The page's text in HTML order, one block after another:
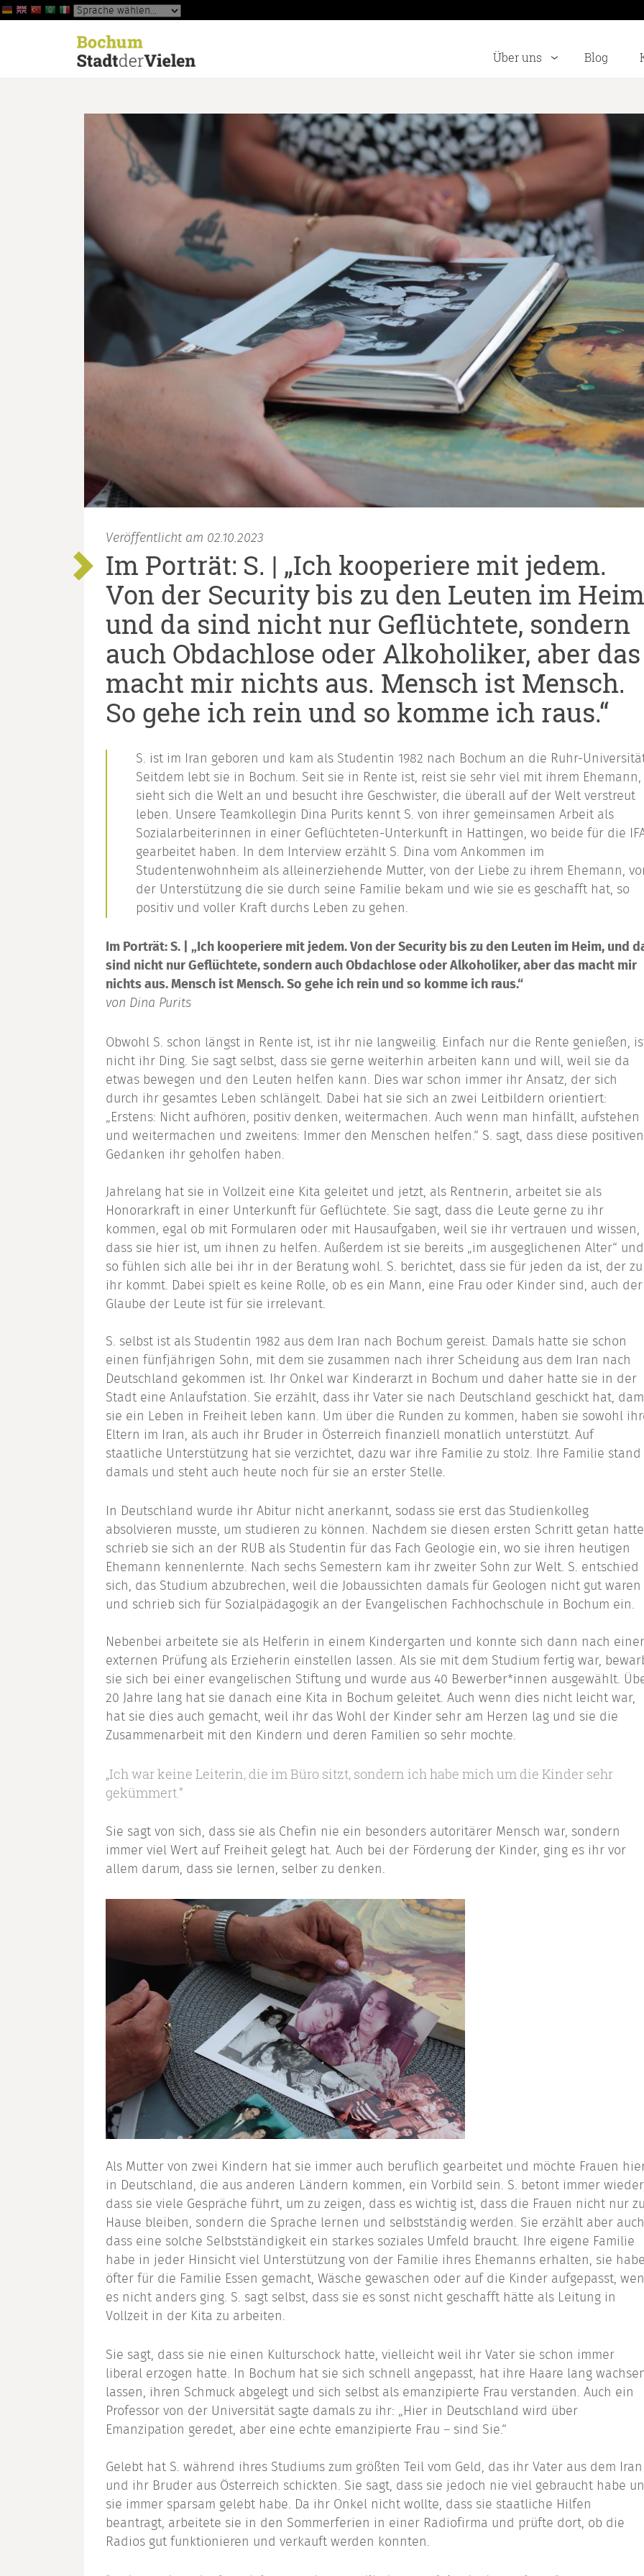
Über uns Blog
Veröffentlicht am 02.10.2023
Im Porträt: S. | „Ich kooperiere mit jedem.
Von der Security bis zu den Leuten im
und da sind nicht nur Geflüchtete, sondern
auch Obdachlose oder Alkoholiker, aber das
macht mir nichts aus. Mensch ist Mensch.
So gehe ich rein und so komme ich raus.“
S. ist im Iran geboren und kam als Studentin 1982 nach Bochum an die Ruhr-
Seitdem lebt sie in Bochum. Seit sie in Rente ist, reist sie sehr viel mit ihrem Ehemann,
sieht sich die Welt an und besucht ihre Geschwister, die überall auf der Welt verstreut
leben. Unsere Teamkollegin Dina Purits kennt S. von ihrer gemeinsamen Arbeit als
Sozialarbeiterinnen in einer Geflüchteten-Unterkunft in Hattingen, wo beide für die
gearbeitet haben. In dem Interview erzählt S. Dina vom Ankommen im
Studentenwohnheim als alleinerziehende Mutter, von der Liebe zu ihrem Ehemann,
der Unterstützung die sie durch seine Familie bekam und wie sie es geschafft hat, so
positiv und voller Kraft durchs Leben zu gehen.
Im Porträt: S. | „Ich kooperiere mit jedem. Von der Security bis zu den Leuten im Heim, und
sind nicht nur Geflüchtete, sondern auch Obdachlose oder Alkoholiker, aber das macht mir
nichts aus. Mensch ist Mensch. So gehe ich rein und so komme ich raus.“
von Dina Purits
Obwohl S. schon längst in Rente ist, ist ihr nie langweilig. Einfach nur die Rente genießen,
nicht ihr Ding. Sie sagt selbst, dass sie gerne weiterhin arbeiten kann und will, weil sie da
etwas bewegen und den Leuten helfen kann. Dies war schon immer ihr Ansatz, der sich
durch ihr gesamtes Leben schlängelt. Dabei hat sie sich an zwei Leitbildern orientiert:
„Erstens: Nicht aufhören, positiv denken, weitermachen. Auch wenn man hinfällt, aufstehen
und weitermachen und zweitens: Immer den Menschen helfen.“ S. sagt, dass diese positiven
Gedanken ihr geholfen haben.
Jahrelang hat sie in Vollzeit eine Kita geleitet und jetzt, als Rentnerin, arbeitet sie als
Honorarkraft in einer Unterkunft für Geflüchtete. Sie sagt, dass die Leute gerne zu ihr
kommen, egal ob mit Formularen oder mit Hausaufgaben, weil sie ihr vertrauen und wissen,
dass sie hier ist, um ihnen zu helfen. Außerdem ist sie bereits „im ausgeglichenen Alter“ und
so fühlen sich alle bei ihr in der Beratung wohl. S. berichtet, dass sie für jeden da ist, der zu
ihr kommt. Dabei spielt es keine Rolle, ob es ein Mann, eine Frau oder Kinder sind, auch der
Glaube der Leute ist für sie irrelevant.
S. selbst ist als Studentin 1982 aus dem Iran nach Bochum gereist. Damals hatte sie schon
einen fünfjährigen Sohn, mit dem sie zusammen nach ihrer Scheidung aus dem Iran nach
Deutschland gekommen ist. Ihr Onkel war Kinderarzt in Bochum und daher hatte sie in der
Stadt eine Anlaufstation. Sie erzählt, dass ihr Vater sie nach Deutschland geschickt hat,
sie ein Leben in Freiheit leben kann. Um über die Runden zu kommen, haben sie sowohl
Eltern im Iran, als auch ihr Bruder in Österreich finanziell monatlich unterstützt. Auf
staatliche Unterstützung hat sie verzichtet, dazu war ihre Familie zu stolz. Ihre Familie stand
damals und steht auch heute noch für sie an erster Stelle.
In Deutschland wurde ihr Abitur nicht anerkannt, sodass sie erst das Studienkolleg
absolvieren musste, um studieren zu können. Nachdem sie diesen ersten Schritt getan
schrieb sie sich an der RUB als Studentin für das Fach Geologie ein, wo sie ihren heutigen
Ehemann kennenlernte. Nach sechs Semestern kam ihr zweiter Sohn zur Welt. S. entschied
sich, das Studium abzubrechen, weil die Jobaussichten damals für Geologen nicht gut waren
und schrieb sich für Sozialpädagogik an der Evangelischen Fachhochschule in Bochum ein.
Nebenbei arbeitete sie als Helferin in einem Kindergarten und konnte sich dann nach einer
externen Prüfung als Erzieherin einstellen lassen. Als sie mit dem Studium fertig war,
sie sich bei einer evangelischen Stiftung und wurde aus 40 Bewerber*innen ausgewählt.
20 Jahre lang hat sie danach eine Kita in Bochum geleitet. Auch wenn dies nicht leicht war,
hat sie dies auch gemacht, weil ihr das Wohl der Kinder sehr am Herzen lag und sie die
Zusammenarbeit mit den Kindern und deren Familien so sehr mochte.
„Ich war keine Leiterin, die im Büro sitzt, sondern ich habe mich um die Kinder sehr
gekümmert.”
Sie sagt von sich, dass sie als Chefin nie ein besonders autoritärer Mensch war, sondern
immer viel Wert auf Freiheit gelegt hat. Auch bei der Förderung der Kinder, ging es ihr vor
allem darum, dass sie lernen, selber zu denken.
Als Mutter von zwei Kindern hat sie immer auch beruflich gearbeitet und möchte Frauen
in Deutschland, die aus anderen Ländern kommen, ein Vorbild sein. S. betont immer
dass sie viele Gespräche führt, um zu zeigen, dass es wichtig ist, dass die Frauen nicht nur
Hause bleiben, sondern die Sprache lernen und selbstständig werden. Sie erzählt aber
dass eine solche Selbstständigkeit ein starkes soziales Umfeld braucht. Ihre eigene Familie
habe in jeder Hinsicht viel Unterstützung von der Familie ihres Ehemanns erhalten, sie
öfter für die Familie Essen gemacht, Wäsche gewaschen oder auf die Kinder aufgepasst,
es nicht anders ging. S. sagt selbst, dass sie es sonst nicht geschafft hätte als Leitung in
Vollzeit in der Kita zu arbeiten.
Sie sagt, dass sie nie einen Kulturschock hatte, vielleicht weil ihr Vater sie schon immer
liberal erzogen hatte. In Bochum hat sie sich schnell angepasst, hat ihre Haare lang
lassen, ihren Schmuck abgelegt und sich selbst als emanzipierte Frau verstanden. Auch ein
Professor von der Universität sagte damals zu ihr: „Hier in Deutschland wird über
Emanzipation geredet, aber eine echte emanzipierte Frau – sind Sie.“
Gelebt hat S. während ihres Studiums zum größten Teil vom Geld, das ihr Vater aus dem Iran
und ihr Bruder aus Österreich schickten. Sie sagt, dass sie jedoch nie viel gebraucht habe
sie immer sparsam gelebt habe. Da ihr Onkel nicht wollte, dass sie staatliche Hilfen
beantragt, arbeitete sie in den Sommerferien in einer Radiofirma und prüfte dort, ob die
Radios gut funktionieren und verkauft werden konnten.